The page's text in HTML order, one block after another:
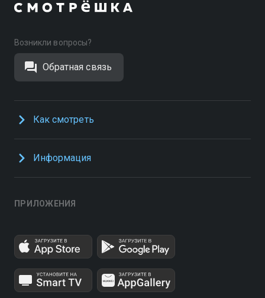
Возникли вопросы?
Обратная связь
Как смотреть
Информация
ПРИЛОЖЕНИЯ